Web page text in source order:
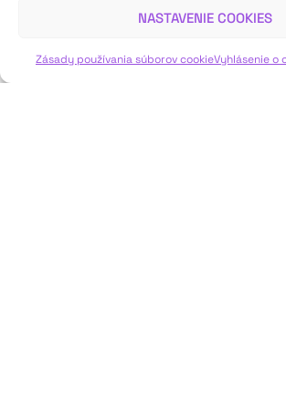
NASTAVENIE COOKIES
Zásady používania súborov cookieVyhlásenie o